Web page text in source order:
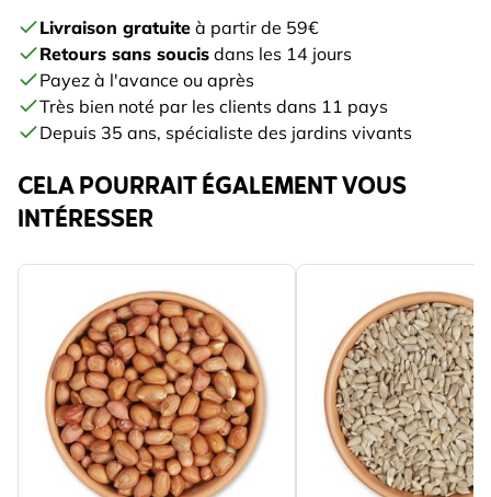
Livraison gratuite à partir de 59€
Retours sans soucis dans les 14 jours
Payez à l'avance ou après
Très bien noté par les clients dans 11 pays
Depuis 35 ans, spécialiste des jardins vivants
CELA POURRAIT ÉGALEMENT VOUS
INTÉRESSER